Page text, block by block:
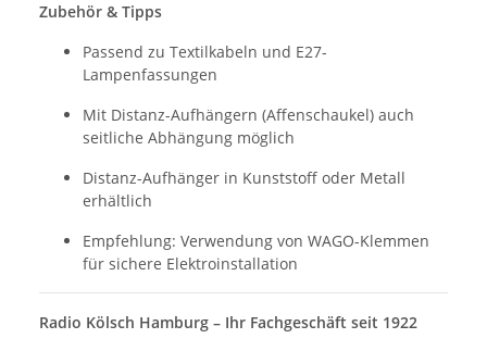
Zubehör & Tipps
Passend zu Textilkabeln und E27-
Lampenfassungen
Mit Distanz-Aufhängern (Affenschaukel) auch
seitliche Abhängung möglich
Distanz-Aufhänger in Kunststoff oder Metall
erhältlich
Empfehlung: Verwendung von WAGO-Klemmen
für sichere Elektroinstallation
Radio Kölsch Hamburg – Ihr Fachgeschäft seit 1922